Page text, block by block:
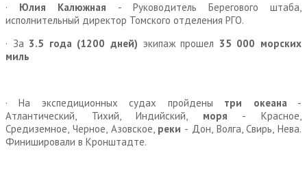
· Юлия Калюжная - Руководитель Берегового штаба,
исполнительный директор Томского отделения РГО.
· За 3.5 года (1200 дней) экипаж прошел 35 000 морских
миль
· На экспедиционных судах пройдены три океана-
Атлантический, Тихий, Индийский, моря - Красное,
Средиземное, Черное, Азовское, реки - Дон, Волга, Свирь, Нева.
Финишировали в Кронштадте.